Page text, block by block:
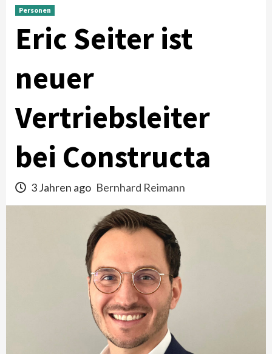
Personen
Eric Seiter ist
neuer
Vertriebsleiter
bei Constructa
3 Jahren ago Bernhard Reimann